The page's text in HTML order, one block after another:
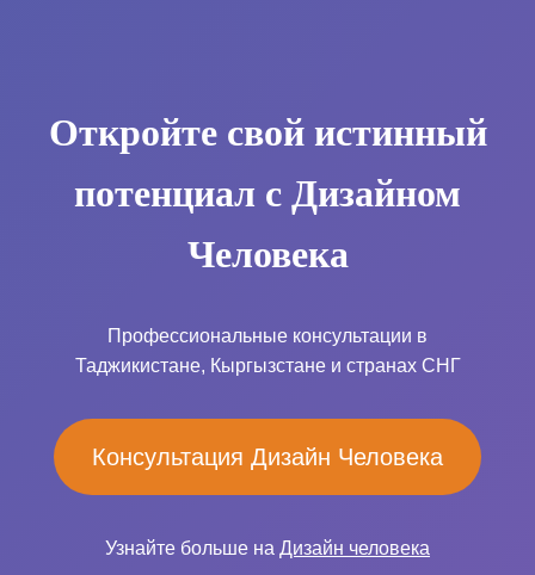
Откройте свой истинный
потенциал с Дизайном
Человека
Профессиональные консультации в
Таджикистане, Кыргызстане и странах СНГ
Консультация Дизайн Человека
Узнайте больше на Дизайн человека